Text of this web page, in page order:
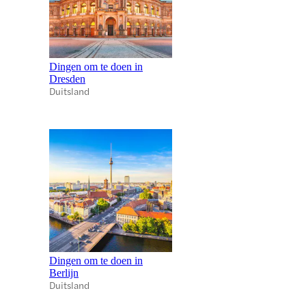
Dingen om te doen in
Dresden
Duitsland
Dingen om te doen in
Berlijn
Duitsland